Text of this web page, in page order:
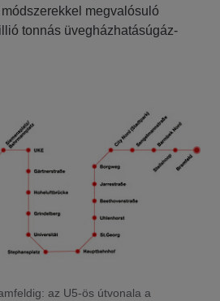
megvalósuló
tonnás üvegházhatásúgáz-
az U5-ös útvonala a